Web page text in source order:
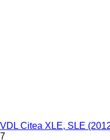
VDL Citea XLE, SLE
7